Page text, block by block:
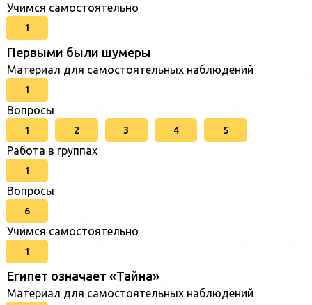
Учимся самостоятельно
1
Первыми были шумеры
Материал для самостоятельных наблюдений
1
Вопросы
1 2 3 4 5
Работа в группах
1
Вопросы
6
Учимся самостоятельно
1
Египет означает «Тайна»
Материал для самостоятельных наблюдений